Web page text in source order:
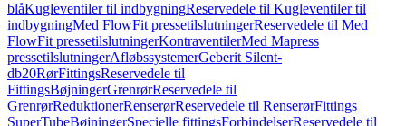
blåKugleventiler til indbygningReservedele til Kugleventiler til
indbygningMed FlowFit pressetilslutningerReservedele til Med
FlowFit pressetilslutningerKontraventilerMed Mapress
pressetilslutningerAfløbssystemerGeberit Silent-
db20RørFittingsReservedele til
FittingsBøjningerGrenrørReservedele til
GrenrørReduktionerRenserørReservedele til RenserørFittings
SuperTubeBøjningerSpecielle fittingsForbindelserReservedele til